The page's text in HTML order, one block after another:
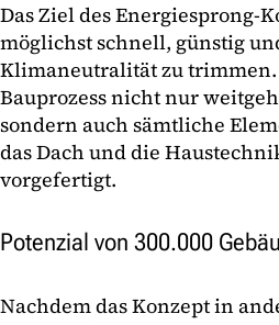
Das Ziel des Energiesprong-
möglichst schnell, günstig
Klimaneutralität zu trimmen.
Bauprozess nicht nur
sondern auch sämtliche
das Dach und die
vorgefertigt.
Potenzial von 300.000
Nachdem das Konzept in